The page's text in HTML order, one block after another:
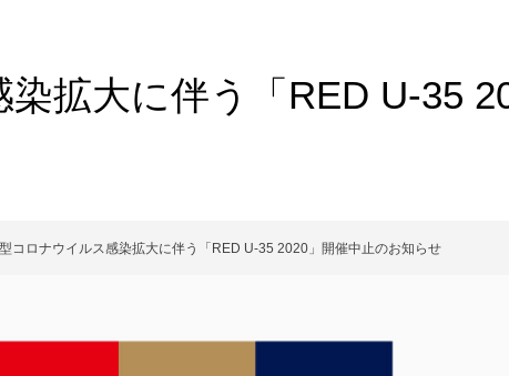
拡大に伴う「RED U-35
コロナウイルス感染拡大に伴う「RED U-35 2020」開催中止のお知らせ